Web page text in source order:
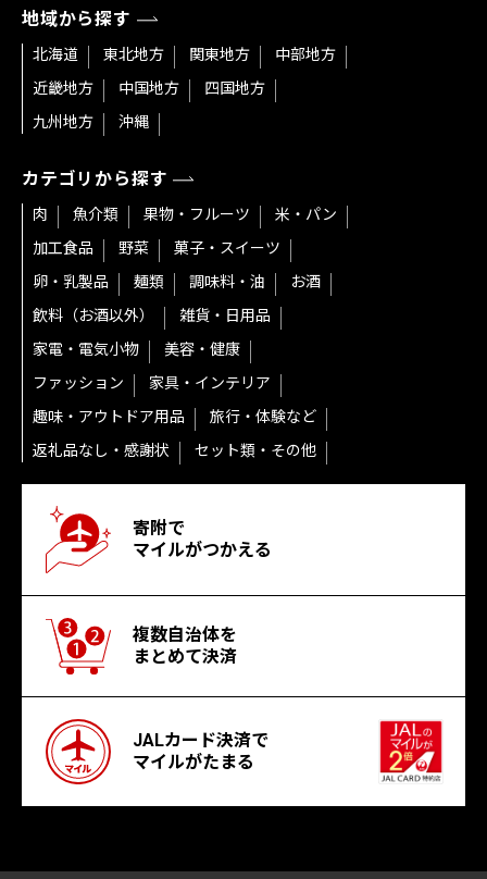
地域から探す
北海道 東北地方 関東地方
中部地方
近畿地方
中国地方
四国地方
九州地方
沖縄
カテゴリから探す
肉 魚介類 果物・フルーツ
米・パン
加工食品
野菜
菓子・スイーツ
卵・乳製品
麺類 調味料・油
お酒
飲料（お酒以外）
雑貨・日用品
家電・電気小物
美容・健康
ファッション
家具・インテリア
趣味・アウトドア用品
旅行・体験など
返礼品なし・感謝状
セット類・その他
寄附で
マイルがつかえる
複数自治体を
まとめて決済
JALカード決済で
マイルがたまる